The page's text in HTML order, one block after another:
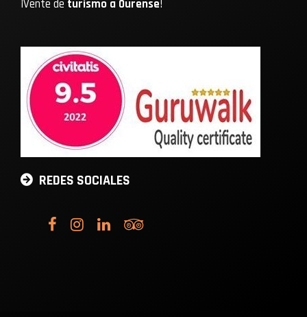
¡Vente de turismo a Ourense!
REDES SOCIALES